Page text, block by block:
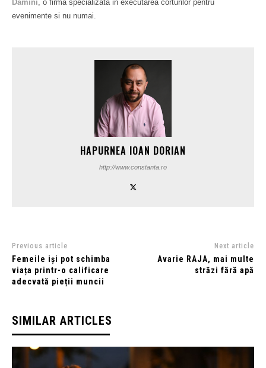
Damini, o firma specializata in executarea corturilor pentru
evenimente si nu numai.
HAPURNEA IOAN DORIAN
http://www.constanta.ro
Previous article
Femeile iși pot schimba
viața printr-o calificare
adecvată pieții muncii
Next article
Avarie RAJA, mai multe
străzi fără apă
SIMILAR ARTICLES